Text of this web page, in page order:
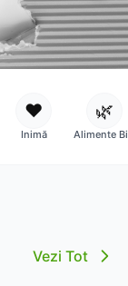
❤️
Inimă
🌿
Alimente
Vezi Tot